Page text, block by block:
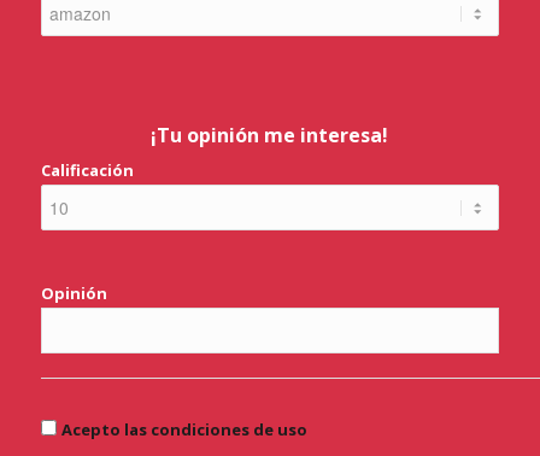
¡Tu opinión me interesa!
Calificación
Opinión
Acepto las condiciones de uso